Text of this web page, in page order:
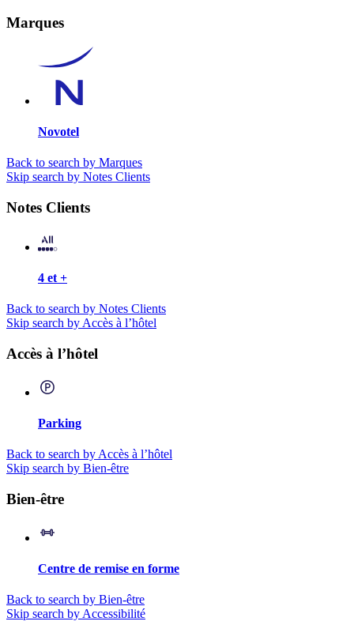
Marques
Novotel
Back to search by Marques
Skip search by Notes Clients
Notes Clients
4 et +
Back to search by Notes Clients
Skip search by Accès à l’hôtel
Accès à l’hôtel
Parking
Back to search by Accès à l’hôtel
Skip search by Bien-être
Bien-être
Centre de remise en forme
Back to search by Bien-être
Skip search by Accessibilité